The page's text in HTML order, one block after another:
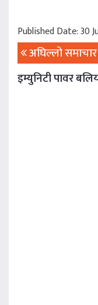
Published Date: 30
अघिल्लो समाचार
इम्युनिटी पावर